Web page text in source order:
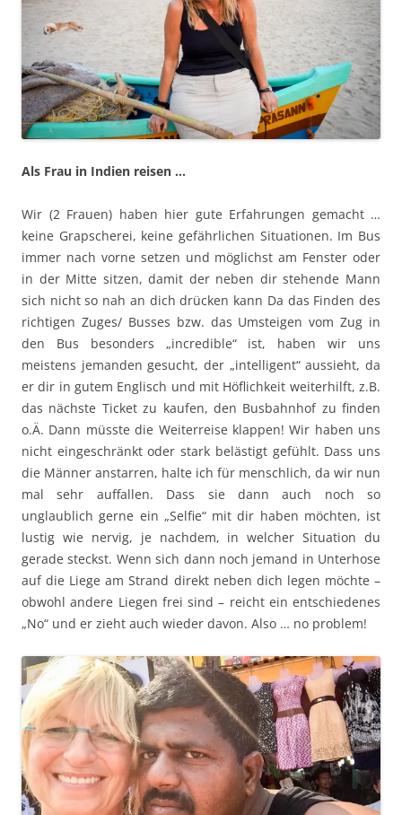
Als Frau in Indien reisen …
Wir (2 Frauen) haben hier gute Erfahrungen gemacht …
keine Grapscherei, keine gefährlichen Situationen. Im Bus
immer nach vorne setzen und möglichst am Fenster oder
in der Mitte sitzen, damit der neben dir stehende Mann
sich nicht so nah an dich drücken kann Da das Finden des
richtigen Zuges/ Busses bzw. das Umsteigen vom Zug in
den Bus besonders „incredible“ ist, haben wir uns
meistens jemanden gesucht, der „intelligent“ aussieht, da
er dir in gutem Englisch und mit Höflichkeit weiterhilft, z.B.
das nächste Ticket zu kaufen, den Busbahnhof zu finden
o.Ä. Dann müsste die Weiterreise klappen! Wir haben uns
nicht eingeschränkt oder stark belästigt gefühlt. Dass uns
die Männer anstarren, halte ich für menschlich, da wir nun
mal sehr auffallen. Dass sie dann auch noch so
unglaublich gerne ein „Selfie“ mit dir haben möchten, ist
lustig wie nervig, je nachdem, in welcher Situation du
gerade steckst. Wenn sich dann noch jemand in Unterhose
auf die Liege am Strand direkt neben dich legen möchte –
obwohl andere Liegen frei sind – reicht ein entschiedenes
„No“ und er zieht auch wieder davon. Also … no problem!